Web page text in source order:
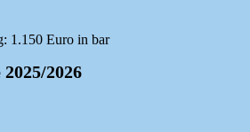
1.150 Euro in bar
2026